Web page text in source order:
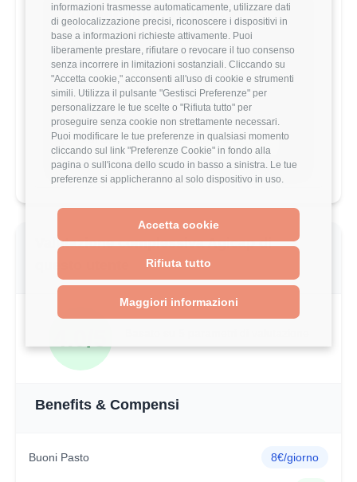
informazioni trasmesse automaticamente, utilizzare dati
di geolocalizzazione precisi, riconoscere i dispositivi in
base a informazioni richieste attivamente. Puoi
liberamente prestare, rifiutare o revocare il tuo consenso
senza incorrere in limitazioni sostanziali. Cliccando su
"Accetta cookie," acconsenti all'uso di cookie e strumenti
simili. Utilizza il pulsante "Gestisci Preferenze" per
personalizzare le tue scelte o "Rifiuta tutto" per
proseguire senza cookie non strettamente necessari.
Puoi modificare le tue preferenze in qualsiasi momento
cliccando sul link "Preferenze Cookie" in fondo alla
pagina o sull'icona dello scudo in basso a sinistra. Le tue
preferenze si applicheranno al solo dispositivo in uso.
Accetta cookie
Rifiuta tutto
Maggiori informazioni
Vuoi comparare il tuo
stipendio?
Scopri come il tuo stipendio si posiziona
rispetto al mercato con analisi
dettagliate per ruolo, esperienza e
località.
Vai al comparatore completo
Valutazione complessiva Agicap di
Benefits & Compensi
Buoni Pasto 8€/giorno